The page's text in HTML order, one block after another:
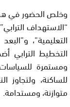
وخلص الحضور في
“الاستهداف
التعليمية”،
التخطيط الترابي
ومستمرة
للساكنة، ولتجاوز
متوازنة، ومستدامة.